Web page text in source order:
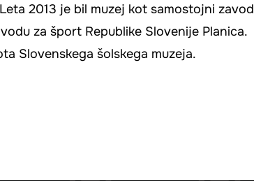
2013 je bil muzej kot samostojni zavod
za šport Republike Slovenije Planica.
Slovenskega šolskega muzeja.